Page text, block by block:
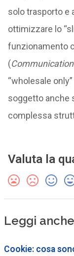
solo trasporto e
ottimizzare lo
funzionamento
(
“wholesale
soggetto anche
complessa
Valuta la
Leggi
Cookie: cosa